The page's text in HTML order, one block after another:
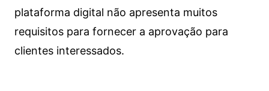
plataforma digital não apresenta muitos
requisitos para fornecer a aprovação para
clientes interessados.